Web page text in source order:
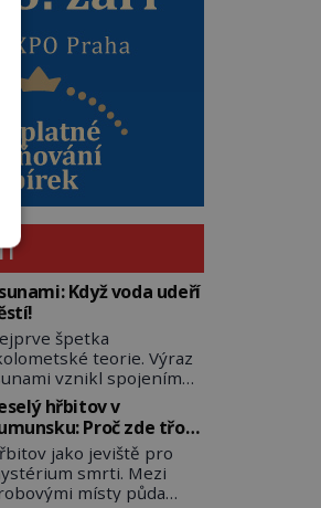
Když voda udeří
špetka
teorie. Výraz
vznikl spojením
slov tsu
a nami (vlna).
se o dlouhou vlnu,
je na volném moři
nepostřehnutelná.
je vlnová délka
hřbitov v
Proč zde třou
plačky bídu s
jako jeviště pro
smrti. Mezi
místy půda